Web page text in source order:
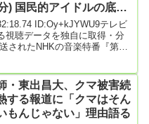
) 国民的アイドルの底力
ける ID:Oy+kJYWU9テレビ
視聴データを独自に取得・分
されたNHKの音楽特番『第76
司会は有吉弘行、綾瀬はる
ーの4人が務めた■「国民的ア
・東出昌大、クマ被害続
する報道に「クマはそん
もんじゃない」理由語る